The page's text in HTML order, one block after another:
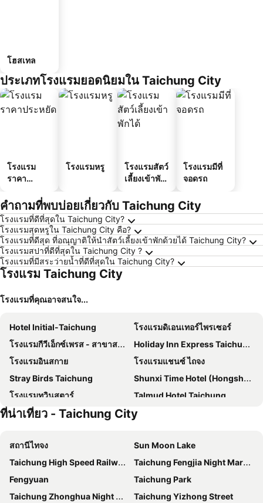
โฮสเทล
ประเภทโรงแรมยอดนิยมใน Taichung City
โรงแรม
ราคา
โรงแรมหรู
โรงแรมสัตว์
เลี้ยงเข้าพัก
โรงแรมมีที่
จอดรถ
คำถามที่พบบ่อยเกี่ยวกับ Taichung City
โรงแรมที่ดีที่สุดใน Taichung City?
โรงแรมสุดหรูใน Taichung City คือ?
โรงแรมที่ดีสุด ที่อณุญาติให้นำสัตว์เลี้ยงเข้าพักด้วยได้ Taichung City?
โรงแรมสปาที่ดีที่สุดใน Taichung City ?
โรงแรมที่มีสระว่ายน้ำที่ดีที่สุดใน Taichung City?
โรงแรม Taichung City
โรงแรมที่คุณอาจสนใจ...
Hotel Initial-Taichung
โรงแรมดิเอนเทอร์ไพรเซอร์
โรงแรมกีวีเอ็กซ์เพรส - สาขาสถานีไถจง 2
Holiday Inn Express Taichung Park By Ihg
โรงแรมอินสกาย
โรงแรมแชนซ์ ไถจง
Stray Birds Taichung
Shunxi Time Hotel (Hongshan Lake Gufu Street)
โรงแรมทวินสตาร์
Talmud Hotel Taichung
Regal International Hotel
เลอพาร์คเกอร์
Palmer Hotel
โรงแรมฟอร์บส์
Olah Poshtel Taichung Wenxin
Le Méridien Taichung
โรงแรมธุรกิจซอว์จุง
โรงแรม P&F
โรงแรมเดอะคลาวด์
Tempus Hotel Taichung
ที่น่าเที่ยว - Taichung City
สถานีไทจง
Sun Moon Lake
Taichung High Speed Railway Station
Taichung Fengjia Night Market
Fengyuan
Taichung Park
Taichung Zhonghua Night Market
Taichung Yizhong Street